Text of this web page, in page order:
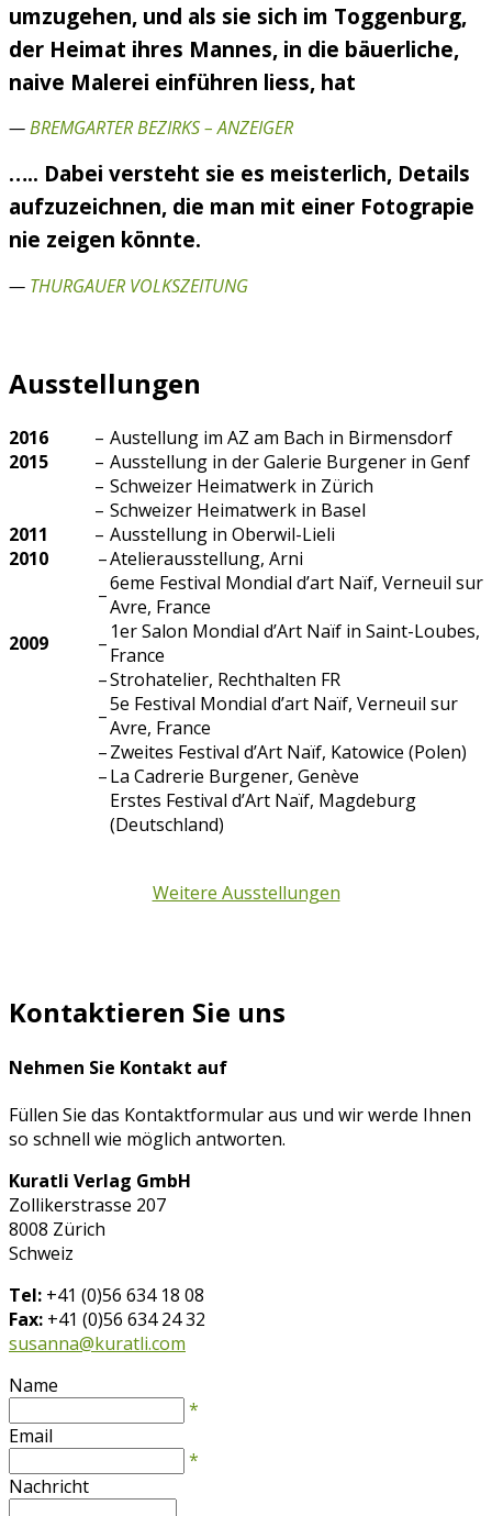
umzugehen, und als sie sich im Toggenburg,
der Heimat ihres Mannes, in die bäuerliche,
naive Malerei einführen liess, hat
—BREMGARTER BEZIRKS – ANZEIGER
….. Dabei versteht sie es meisterlich, Details
aufzuzeichnen, die man mit einer Fotograpie
nie zeigen könnte.
— THURGAUER VOLKSZEITUNG
Ausstellungen
2016 – Austellung im AZ am Bach in Birmensdorf
2015
– Ausstellung in der Galerie Burgener in Genf
– Schweizer Heimatwerk in Zürich
– Schweizer Heimatwerk in Basel
2011
– Ausstellung in Oberwil-Lieli
2010
–Atelierausstellung, Arni
–6eme Festival Mondial d’art Naïf, Verneuil sur
Avre, France
2009
– 1er Salon Mondial d’Art Naïf in Saint-Loubes,
France
–Strohatelier, Rechthalten FR
–5e Festival Mondial d’art Naïf, Verneuil sur
Avre, France
–Zweites Festival d’Art Naïf, Katowice (Polen)
–La Cadrerie Burgener, Genève
Erstes Festival d’Art Naïf, Magdeburg
(Deutschland)
Weitere Ausstellungen
Kontaktieren Sie uns
Nehmen Sie Kontakt auf
Füllen Sie das Kontaktformular aus und wir werde Ihnen
so schnell wie möglich antworten.
Kuratli Verlag GmbH
Zollikerstrasse 207
8008 Zürich
Schweiz
Tel: +41 (0)56 634 18 08
Fax: +41 (0)56 634 24 32
susanna@kuratli.com
Name
*
Email
*
Nachricht